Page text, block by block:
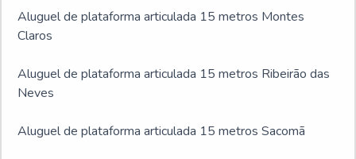
Aluguel de plataforma articulada 15 metros Montes
Claros
Aluguel de plataforma articulada 15 metros Ribeirão das
Neves
Aluguel de plataforma articulada 15 metros Sacomã